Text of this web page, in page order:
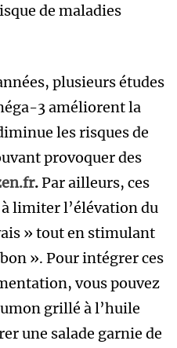
de maladies
plusieurs études
3 améliorent la
les risques de
provoquer des
.Par ailleurs, ces
limiter l’élévation du
» tout en stimulant
». Pour intégrer ces
vous pouvez
grillé à l’huile
une salade garnie de